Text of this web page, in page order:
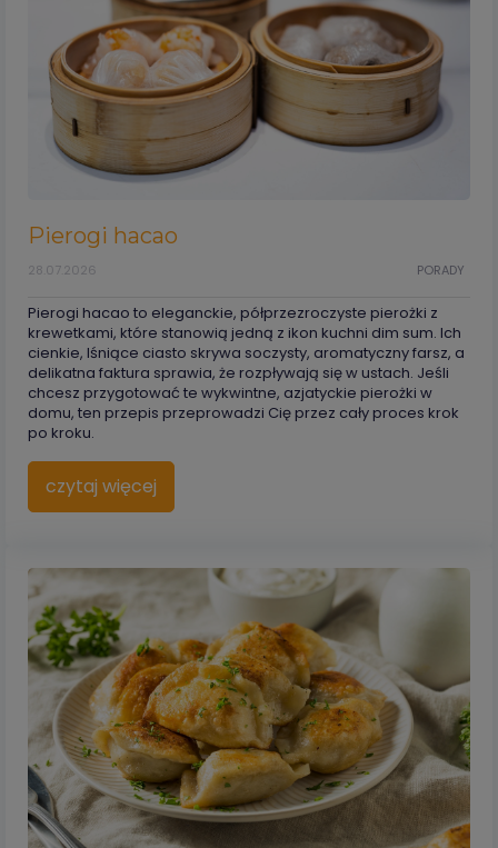
Pierogi hacao
PORADY
28.07.2026
Pierogi hacao to eleganckie, półprzezroczyste pierożki z
krewetkami, które stanowią jedną z ikon kuchni dim sum. Ich
cienkie, lśniące ciasto skrywa soczysty, aromatyczny farsz, a
delikatna faktura sprawia, że rozpływają się w ustach. Jeśli
chcesz przygotować te wykwintne, azjatyckie pierożki w
domu, ten przepis przeprowadzi Cię przez cały proces krok
po kroku.
czytaj więcej